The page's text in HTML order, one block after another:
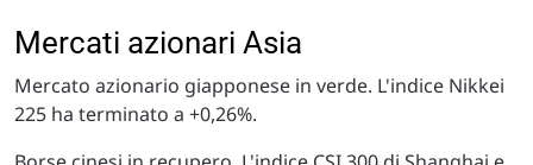
Mercati azionari Asia
Mercato azionario giapponese in verde. L'indice Nikkei
225 ha terminato a +0,26%.